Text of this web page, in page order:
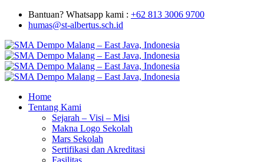
Bantuan? Whatsapp kami : +62 813 3006 9700
humas@st-albertus.sch.id
Home
Tentang Kami
Sejarah – Visi – Misi
Makna Logo Sekolah
Mars Sekolah
Sertifikasi dan Akreditasi
Fasilitas